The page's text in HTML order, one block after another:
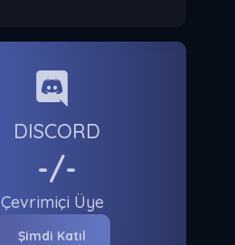
DISCORD
-/-
Çevrimiçi Üye
Şimdi Katıl